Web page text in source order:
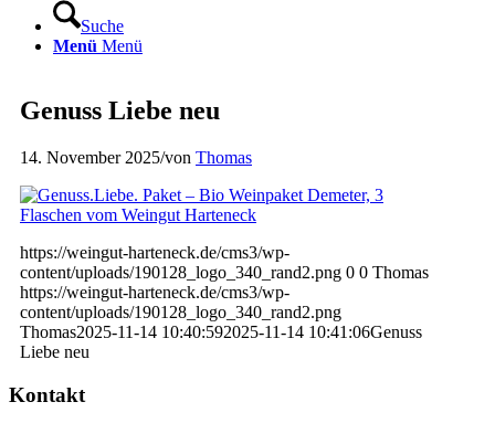
Suche
Menü Menü
Genuss Liebe neu
14. November 2025/von Thomas
https://weingut-harteneck.de/cms3/wp-
content/uploads/190128_logo_340_rand2.png 0 0 Thomas
https://weingut-harteneck.de/cms3/wp-
content/uploads/190128_logo_340_rand2.png
Thomas2025-11-14 10:40:592025-11-14 10:41:06Genuss
Liebe neu
Kontakt